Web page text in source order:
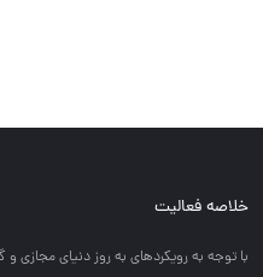
خلاصه فعالیت
با توجه به رويكردهاي به روز دنياي مجازي